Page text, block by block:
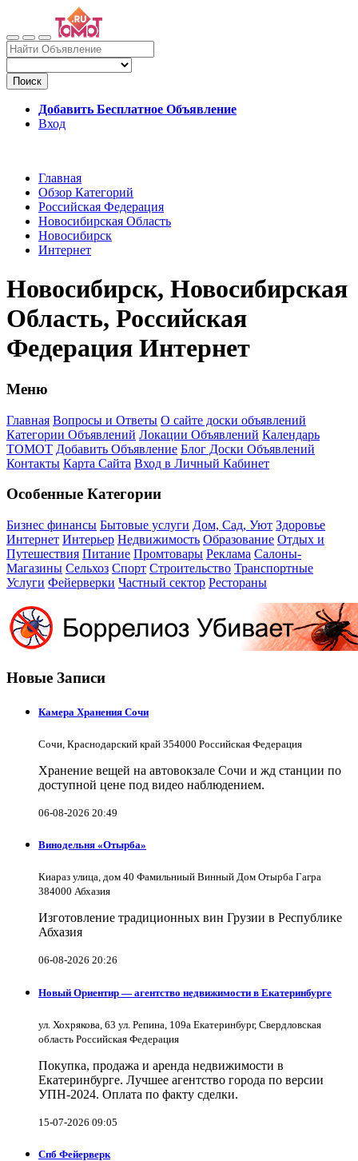
Поиск
Добавить Бесплатное Объявление
Вход
Главная
Обзор Категорий
Российская Федерация
Новосибирская Область
Новосибирск
Интернет
Новосибирск, Новосибирская
Область, Российская
Федерация Интернет
Меню
Главная Вопросы и Ответы О сайте доски объявлений
Категории Объявлений Локации Объявлений Календарь
ТОМОТ Добавить Объявление Блог Доски Объявлений
Контакты Карта Сайта Вход в Личный Кабинет
Особенные Категории
Бизнес финансы Бытовые услуги Дом, Сад, Уют Здоровье
Интернет Интерьер Недвижимость Образование Отдых и
Путешествия Питание Промтовары Реклама Салоны-
Магазины Сельхоз Спорт Строительство Транспортные
Услуги Фейерверки Частный сектор Рестораны
Новые Записи
Камера Хранения Сочи
Сочи, Краснодарский край 354000 Российская Федерация
Хранение вещей на автовокзале Сочи и жд станции по
доступной цене под видео наблюдением.
06-08-2026 20:49
Винодельня «Отырба»
Киараз улица, дом 40 Фамильниый Винный Дом Отырба Гагра
384000 Абхазия
Изготовление традиционных вин Грузии в Республике
Абхазия
06-08-2026 20:26
Новый Ориентир — агентство недвижимости в Екатеринбурге
ул. Хохрякова, 63 ул. Репина, 109a Екатеринбург, Свердловская
область Российская Федерация
Покупка, продажа и аренда недвижимости в
Екатеринбурге. Лучшее агентство города по версии
УПН-2024. Оплата по факту сделки.
15-07-2026 09:05
Спб Фейерверк